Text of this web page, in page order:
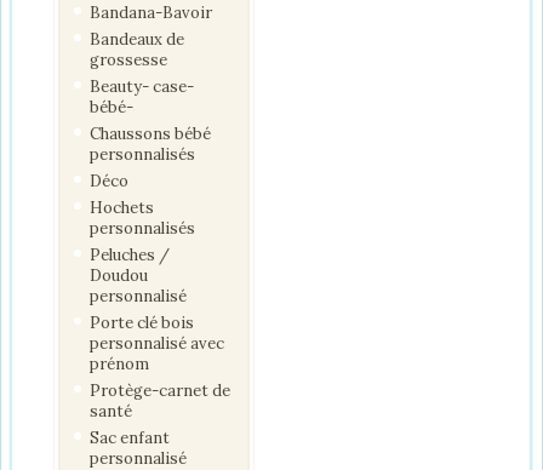
Bandana-Bavoir
Bandeaux de
grossesse
Beauty- case-
bébé-
Chaussons bébé
personnalisés
Déco
Hochets
personnalisés
Peluches /
Doudou
personnalisé
Porte clé bois
personnalisé avec
prénom
Protège-carnet de
santé
Sac enfant
personnalisé